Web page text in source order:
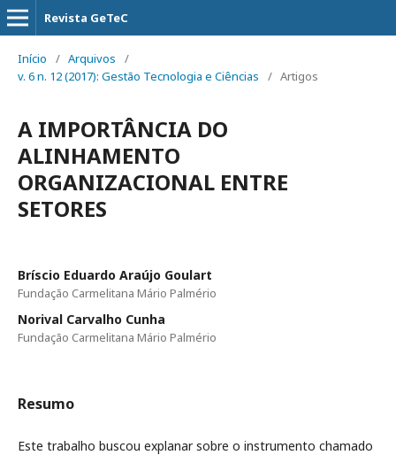
Revista GeTeC
Início / Arquivos
/
v. 6 n. 12 (2017): Gestão Tecnologia e Ciências
/ Artigos
A IMPORTÂNCIA DO
ALINHAMENTO
ORGANIZACIONAL ENTRE
SETORES
Bríscio Eduardo Araújo Goulart
Fundação Carmelitana Mário Palmério
Norival Carvalho Cunha
Fundação Carmelitana Mário Palmério
Resumo
Este trabalho buscou explanar sobre o instrumento chamado